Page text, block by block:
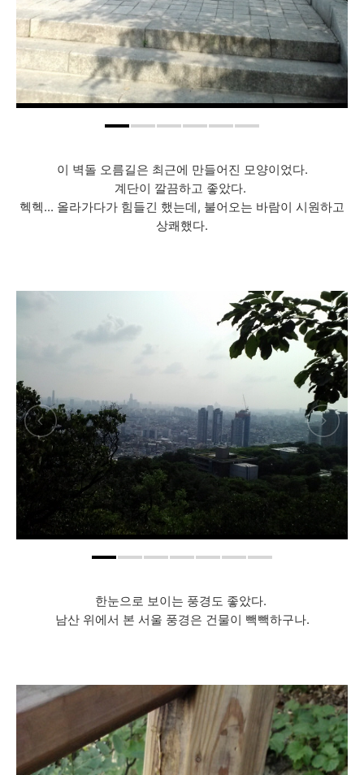
이 벽돌 오름길은 최근에 만들어진 모양이었다.
계단이 깔끔하고 좋았다.
헥헥... 올라가다가 힘들긴 했는데, 불어오는 바람이 시원하고
상쾌했다.
한눈으로 보이는 풍경도 좋았다.
남산 위에서 본 서울 풍경은 건물이 빽빽하구나.